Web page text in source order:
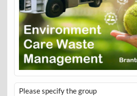
Please specify the group